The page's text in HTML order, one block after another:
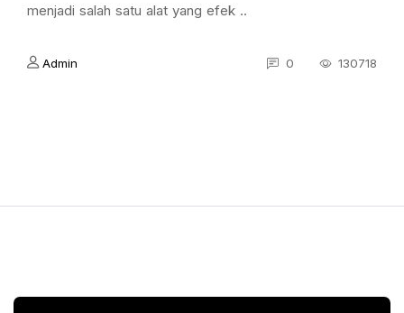
menjadi salah satu alat yang efek ..
Admin 0 130718